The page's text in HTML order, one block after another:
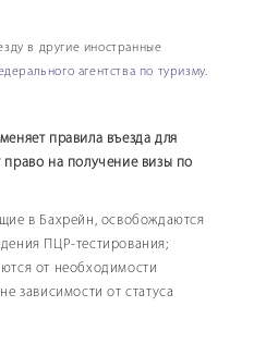
авиабилеты
в кредит
круизы
по авиаперелету
и отели
туриста
в другие иностранные
агентства по туризму.
правила въезда для
на получение визы по
в Бахрейн, освобождаются
ПЦР-тестирования;
от необходимости
зависимости от статуса